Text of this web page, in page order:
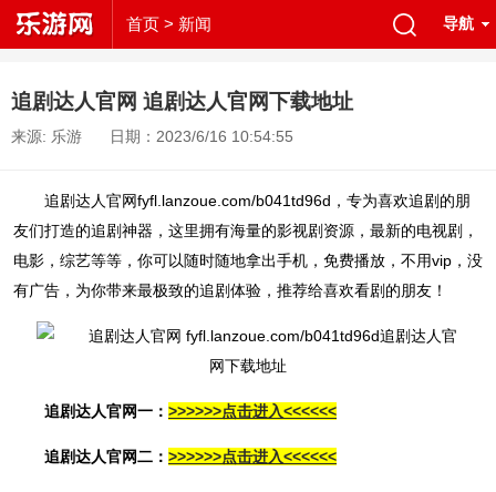
首页 > 新闻 导航
追剧达人官网 追剧达人官网下载地址
来源: 乐游 日期：2023/6/16 10:54:55
追剧达人官网fyfl.lanzoue.com/b041td96d，专为喜欢追剧的朋
友们打造的追剧神器，这里拥有海量的影视剧资源，最新的电视剧，
电影，综艺等等，你可以随时随地拿出手机，免费播放，不用vip，没
有广告，为你带来最极致的追剧体验，推荐给喜欢看剧的朋友！
追剧达人官网一： >>>>>>点击进入<<<<<<
追剧达人官网二： >>>>>>点击进入<<<<<<